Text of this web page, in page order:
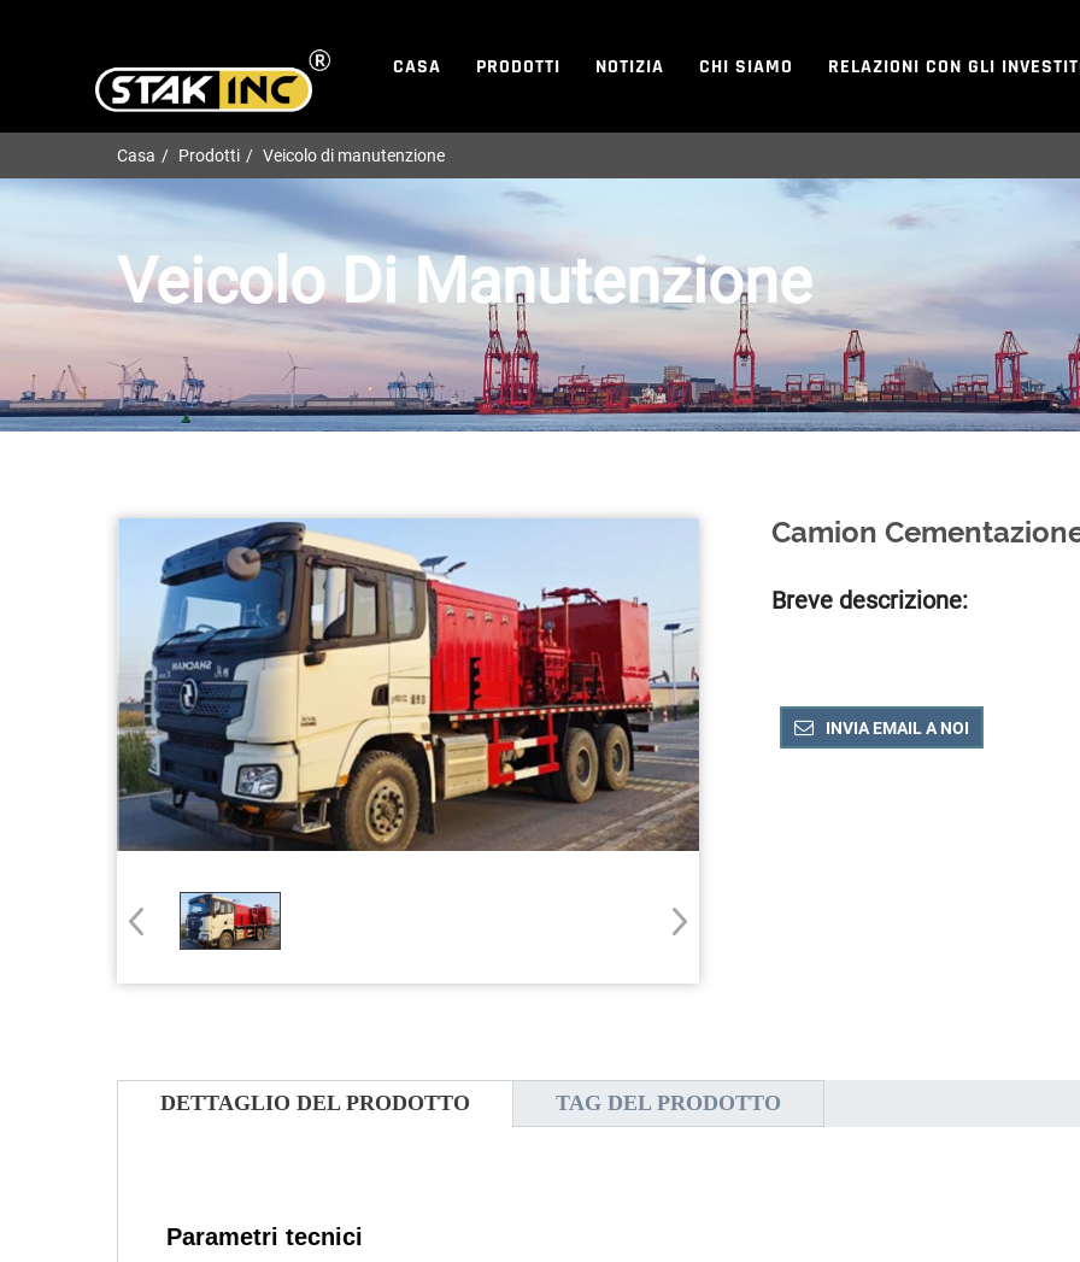
CASA PRODOTTI NOTIZIA CHI SIAMO RELAZIONI CON GLI
Casa Prodotti Veicolo di manutenzione
Veicolo Di Manutenzione
Camion
Breve descrizione:
INVIA EMAIL A NOI
DETTAGLIO DEL PRODOTTO TAG DEL PRODOTTO
Parametri tecnici